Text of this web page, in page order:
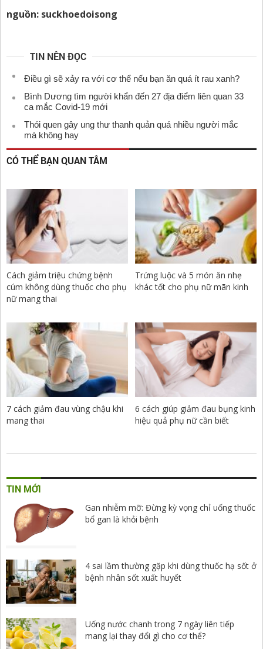
nguồn: suckhoedoisong
TIN NÊN ĐỌC
Điều gì sẽ xảy ra với cơ thể nếu bạn ăn quá ít rau xanh?
Bình Dương tìm người khẩn đến 27 địa điểm liên quan 33
ca mắc Covid-19 mới
Thói quen gây ung thư thanh quản quá nhiều người mắc
mà không hay
CÓ THỂ BẠN QUAN TÂM
Cách giảm triệu chứng bệnh
cúm không dùng thuốc cho phụ
nữ mang thai
Trứng luộc và 5 món ăn nhẹ
khác tốt cho phụ nữ mãn kinh
7 cách giảm đau vùng chậu khi
mang thai
6 cách giúp giảm đau bụng kinh
hiệu quả phụ nữ cần biết
TIN MỚI
Gan nhiễm mỡ: Đừng kỳ vọng chỉ uống thuốc
bổ gan là khỏi bệnh
4 sai lầm thường gặp khi dùng thuốc hạ sốt ở
bệnh nhân sốt xuất huyết
Uống nước chanh trong 7 ngày liên tiếp
mang lại thay đổi gì cho cơ thể?